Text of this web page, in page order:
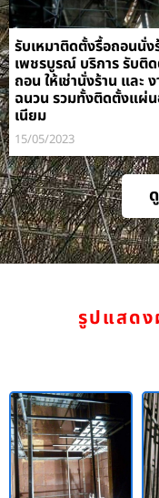
รับเหมาติดตั้งรื้อถอนนั่ง
เพชรบูรณ์ บริการ รับติ
ถอน ให้เช่านั่งร้าน และ
ฉนวน รวมทั้งติดตั้งแผ่
เนียม
15/05/2023
รูปแสด